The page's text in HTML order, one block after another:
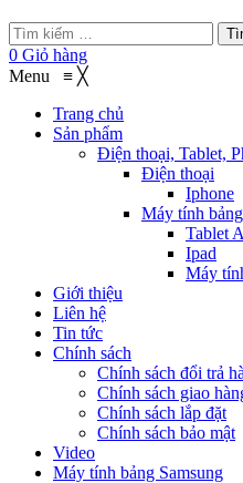
0 Giỏ hàng
Menu ≡ ╳
Trang chủ
Sản phẩm
Điện thoại, Tablet,
Điện thoại
Iphone
Máy tính bảng
Tablet
Ipad
Máy
Giới thiệu
Liên hệ
Tin tức
Chính sách
Chính sách đổi trả
Chính sách giao
Chính sách lắp đặt
Chính sách bảo mật
Video
Máy tính bảng Samsung